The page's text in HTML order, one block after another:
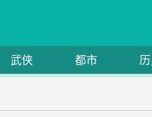
武侠 都市